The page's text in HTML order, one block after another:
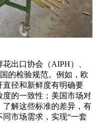
花出口协会（AIPH）、
的检验规范。例如，欧
直径和新鲜度有明确要
的一致性；美国市场对
解这些标准的差异，有
市场需求，实现“一套